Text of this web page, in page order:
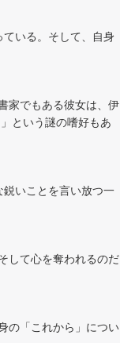
ている。そして、自身
家でもある彼女は、伊
という謎の嗜好もあ
鋭いことを言い放つ一
して心を奪われるのだ
の「これから」につい